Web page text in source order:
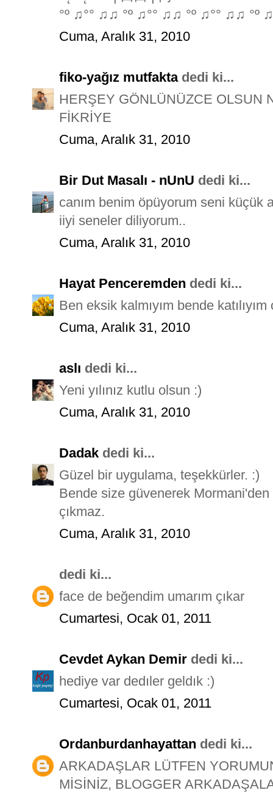
°º ♫°° ♫♫ °º ♫°° ♫♫ °º ♫°° ♫♫ °º
Cuma, Aralık 31, 2010
fiko-yağız mutfaktadedi ki...
HERŞEY GÖNLÜNÜZCE OLSUN
FİKRİYE
Cuma, Aralık 31, 2010
Bir Dut Masalı - nUnU dedi ki...
canım benim öpüyorum seni küçük
iiyi seneler diliyorum..
Cuma, Aralık 31, 2010
Hayat Penceremden dedi ki...
Ben eksik kalmıyım bende
Cuma, Aralık 31, 2010
aslı dedi ki...
Yeni yılınız kutlu olsun :)
Cuma, Aralık 31, 2010
Dadak dedi ki...
Güzel bir uygulama, teşekkürler. :)
Bende size güvenerek Mormani'den
çıkmaz.
Cuma, Aralık 31, 2010
dedi ki...
face de beğendim umarım çıkar
Cumartesi, Ocak 01, 2011
Cevdet Aykan Demir dedi ki...
hediye var dedıler geldık :)
Cumartesi, Ocak 01, 2011
Ordanburdanhayattan dedi ki...
ARKADAŞLAR LÜTFEN
MİSİNİZ, BLOGGER